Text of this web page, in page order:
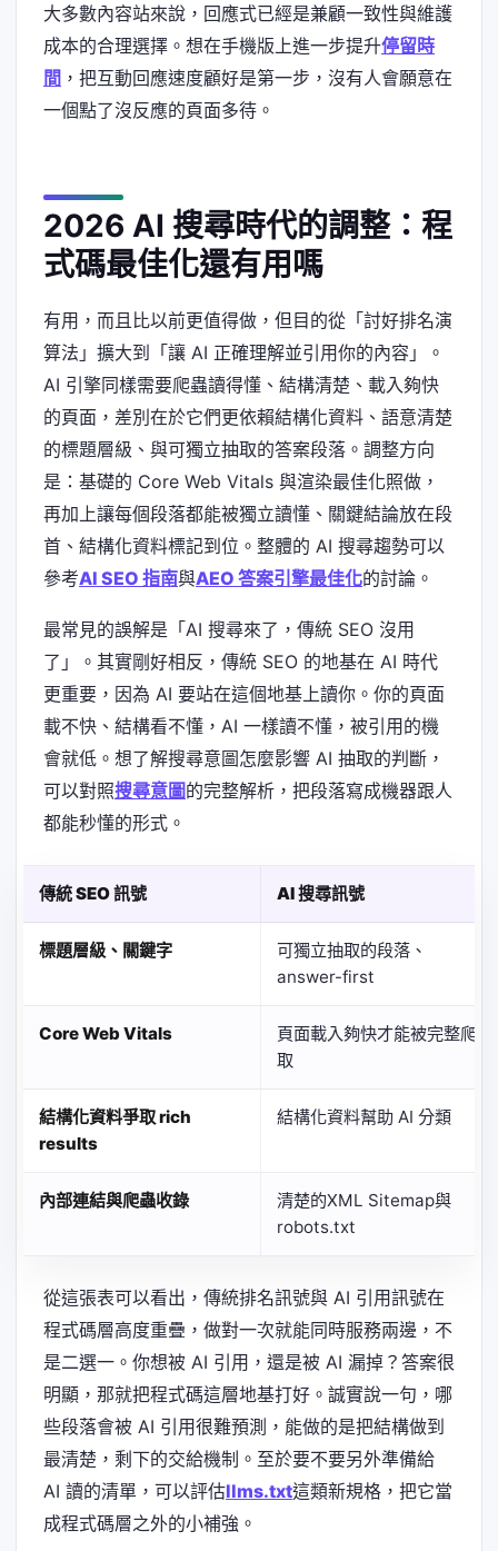
大多數內容站來說，回應式已經是兼顧一致性與維護
成本的合理選擇。想在手機版上進一步提升停留時
間 ，把互動回應速度顧好是第一步，沒有人會願意在
一個點了沒反應的頁面多待。
2026 AI 搜尋時代的調整：程
式碼最佳化還有用嗎
有用，而且比以前更值得做，但目的從「討好排名演
算法」擴大到「讓 AI 正確理解並引用你的內容」。
AI 引擎同樣需要爬蟲讀得懂、結構清楚、載入夠快
的頁面，差別在於它們更依賴結構化資料、語意清楚
的標題層級、與可獨立抽取的答案段落。調整方向
是：基礎的 Core Web Vitals 與渲染最佳化照做，
再加上讓每個段落都能被獨立讀懂、關鍵結論放在段
首、結構化資料標記到位。整體的 AI 搜尋趨勢可以
參考AI SEO 指南與AEO 答案引擎最佳化的討論。
最常見的誤解是「AI 搜尋來了，傳統 SEO 沒用
了」。其實剛好相反，傳統 SEO 的地基在 AI 時代
更重要，因為 AI 要站在這個地基上讀你。你的頁面
載不快、結構看不懂，AI 一樣讀不懂，被引用的機
會就低。想了解搜尋意圖怎麼影響 AI 抽取的判斷，
可以對照搜尋意圖的完整解析，把段落寫成機器跟人
都能秒懂的形式。
傳統 SEO 訊號 AI 搜尋訊號
標題層級、關鍵字
可獨立抽取的段落、
answer-first
Core Web Vitals
頁面載入夠快才能被完整爬
取
結構化資料爭取 rich
results
結構化資料幫助 AI 分類
內部連結與爬蟲收錄
清楚的XML Sitemap與
robots.txt
從這張表可以看出，傳統排名訊號與 AI 引用訊號在
程式碼層高度重疊，做對一次就能同時服務兩邊，不
是二選一。你想被 AI 引用，還是被 AI 漏掉？答案很
明顯，那就把程式碼這層地基打好。誠實說一句，哪
些段落會被 AI 引用很難預測，能做的是把結構做到
最清楚，剩下的交給機制。至於要不要另外準備給
AI 讀的清單，可以評估llms.txt這類新規格，把它當
成程式碼層之外的小補強。